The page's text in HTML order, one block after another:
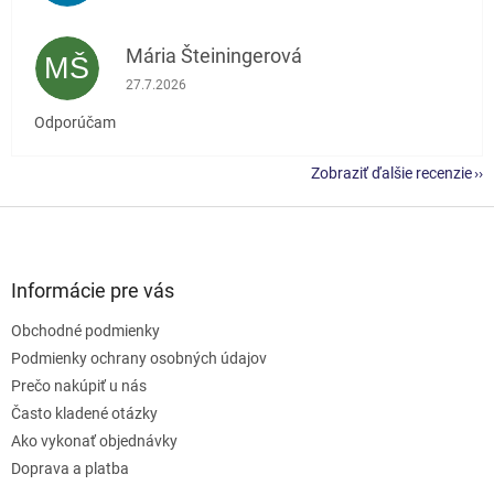
MŠ Mária Šteiningerová
Hodnotenie obchodu je 5 z 5 hviezdičiek.
27.7.2026
Odporúčam
Zobraziť ďalšie recenzie
Informácie pre vás
Obchodné podmienky
Podmienky ochrany osobných údajov
Prečo nakúpiť u nás
Často kladené otázky
Ako vykonať objednávky
Doprava a platba